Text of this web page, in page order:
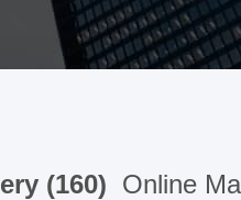
(160) Online